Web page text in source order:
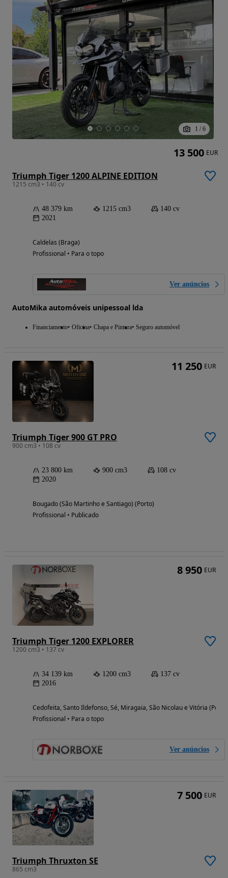
1 / 6
Triumph Tiger 1200 ALPINE EDITION
1215 cm3 • 140 cv
48 379 km 1215 cm3
140 cv
2021
Caldelas (Braga)
Profissional • Para o topo
Ver anúncios
AutoMika automóveis unipessoal lda
Financiamento Oficina Chapa e Pintura Seguro automóvel
13 500 EUR
Triumph Tiger 900 GT PRO
900 cm3 • 108 cv
23 800 km 900 cm3
108 cv
2020
Bougado (São Martinho e Santiago) (Porto)
Profissional • Publicado
11 250 EUR
Triumph Tiger 1200 EXPLORER
1200 cm3 • 137 cv
34 139 km 1200 cm3
137 cv
2016
Cedofeita, Santo Ildefonso, Sé, Miragaia, São Nicolau e Vitória (Porto)
Profissional • Para o topo
Ver anúncios
8 950 EUR
Triumph Thruxton SE
865 cm3
7 500 EUR